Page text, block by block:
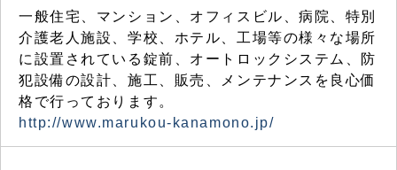
一般住宅、マンション、オフィスビル、病院、特別
介護老人施設、学校、ホテル、工場等の様々な場所
に設置されている錠前、オートロックシステム、防
犯設備の設計、施工、販売、メンテナンスを良心価
格で行っております。
http://www.marukou-kanamono.jp/